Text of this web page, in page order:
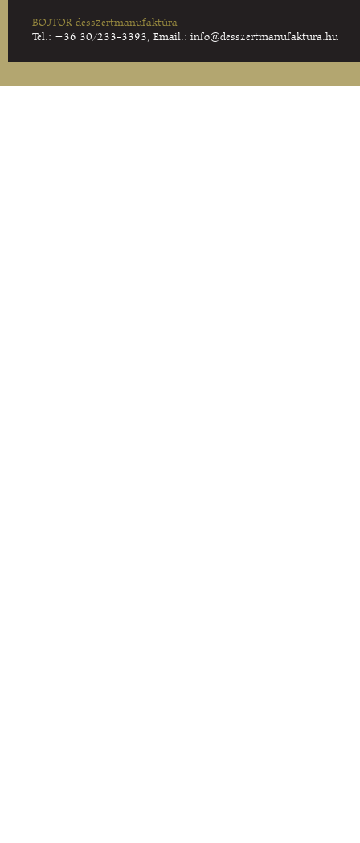
BOJTOR desszertmanufaktúra
Tel.: +36 30/233-3393, Email.: info@desszertmanufaktura.hu